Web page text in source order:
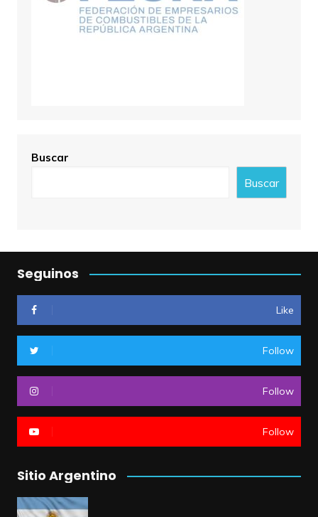
Buscar
Buscar
Seguinos
Like
Follow
Follow
Follow
Sitio Argentino